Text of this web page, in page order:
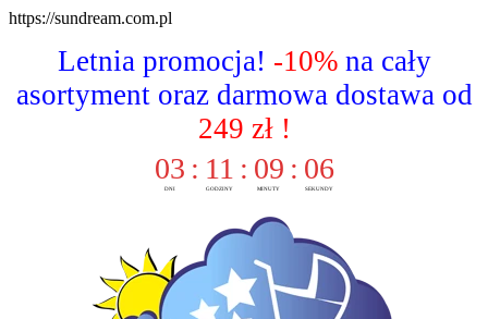
https://sundream.com.pl
content
Letnia promocja! -10%na cały
asortyment oraz darmowa dostawa od
249 zł !
03
DNI
: 11
GODZINY
: 09
MINUTY
: 05
SEKUNDY